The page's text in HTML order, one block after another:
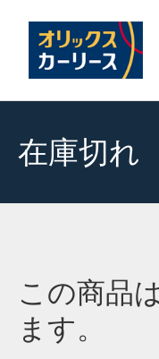
在庫切れ
この商品
ます。